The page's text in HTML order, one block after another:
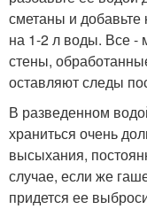
сметаны и добавьте
на 1-2 л воды. Все -
стены,
оставляют следы
В разведенном
храниться очень
высыхания,
случае, если же
придется ее